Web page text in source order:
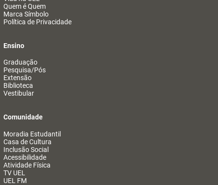
Quem é Quem
Marca Símbolo
Política de Privacidade
Ensino
Graduação
Pesquisa/Pós
Extensão
Biblioteca
Vestibular
Comunidade
Moradia Estudantil
Casa de Cultura
Inclusão Social
Acessibilidade
Atividade Física
TV UEL
UEL FM